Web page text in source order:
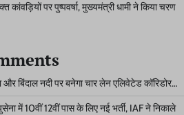
कांवड़ियों पर पुष्पवर्षा, मुख्यमंत्री धामी ने किया चरण
और बिंदाल नदी पर बनेगा चार लेन एलिवेटेड कॉरिडोर…
में 10वीं 12वीं पास के लिए नई भर्ती, IAF ने निकाले